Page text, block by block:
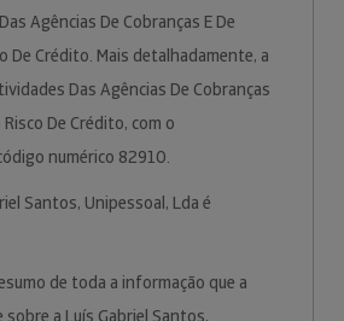
Agências De Cobranças E De
De Crédito. Mais detalhadamente, a
Das Agências De Cobranças
Risco De Crédito, com o
numérico 82910.
Santos, Unipessoal, Lda é
de toda a informação que a
a Luís Gabriel Santos,